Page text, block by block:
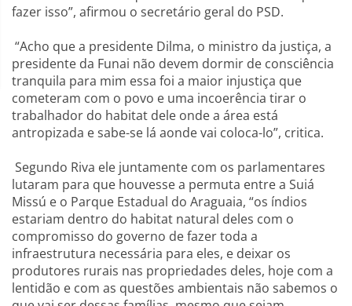
fazer isso”, afirmou o secretário geral do PSD.
“Acho que a presidente Dilma, o ministro da justiça, a
presidente da Funai não devem dormir de consciência
tranquila para mim essa foi a maior injustiça que
cometeram com o povo e uma incoerência tirar o
trabalhador do habitat dele onde a área está
antropizada e sabe-se lá aonde vai coloca-lo”, critica.
Segundo Riva ele juntamente com os parlamentares
lutaram para que houvesse a permuta entre a Suiá
Missú e o Parque Estadual do Araguaia, “os índios
estariam dentro do habitat natural deles com o
compromisso do governo de fazer toda a
infraestrutura necessária para eles, e deixar os
produtores rurais nas propriedades deles, hoje com a
lentidão e com as questões ambientais não sabemos o